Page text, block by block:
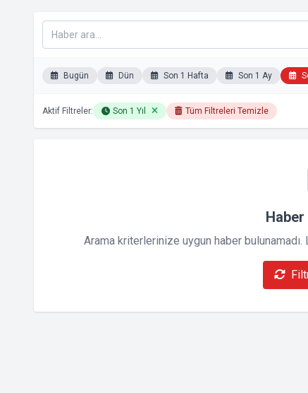
Bugün Dün Son 1 Hafta Son 1 Ay
Aktif Filtreler: Son 1 Yıl Tüm Filtreleri Temizle
Haber
Arama kriterlerinize uygun haber